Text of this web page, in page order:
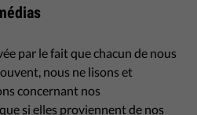
par le fait que chacun de nous
nous ne lisons et
concernant nos
si elles proviennent de nos